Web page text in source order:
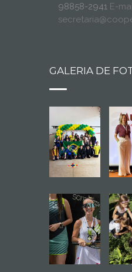
98858-2941 E-
GALERIA DE